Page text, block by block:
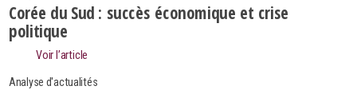
Corée du Sud : succès économique et crise
politique
Voir l’article
Analyse d'actualités
Search